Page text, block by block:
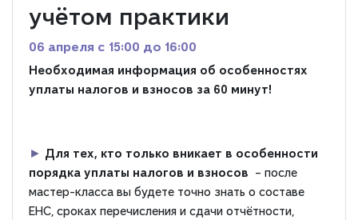
учётом практики
06 апреля c 15:00 до 16:00
Необходимая информация об особенностях
уплаты налогов и взносов за 60 минут!
► Для тех, кто только вникает в особенности
порядка уплаты налогов и взносов – после
мастер-класса вы будете точно знать о составе
ЕНС, сроках перечисления и сдачи отчётности,